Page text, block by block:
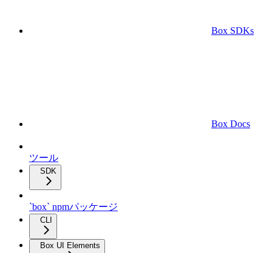
Box SDKs
Box Docs
ツール
SDK
`box` npmパッケージ
CLI
Box UI Elements